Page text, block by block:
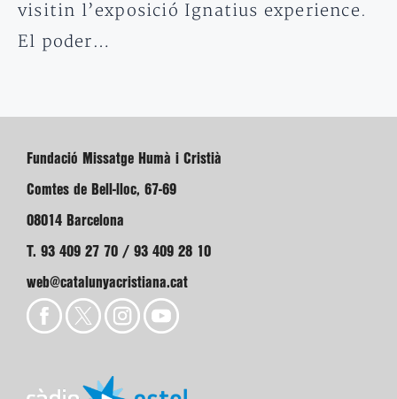
visitin l’exposició Ignatius experience.
El poder…
Fundació Missatge Humà i Cristià
Comtes de Bell-lloc, 67-69
08014 Barcelona
T. 93 409 27 70 / 93 409 28 10
web@catalunyacristiana.cat